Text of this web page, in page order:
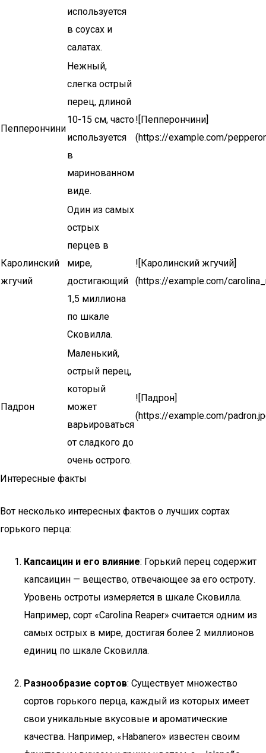
используется
в соусах и
салатах.
Пепперончини
Нежный,
слегка острый
перец, длиной
10-15 см, часто
используется
в
маринованном
виде.
![Пепперончини]
(https://example.com/
Каролинский
жгучий
Один из самых
острых
перцев в
мире,
достигающий
1,5 миллиона
по шкале
Сковилла.
![Каролинский жгучий]
(https://example.com/
Падрон
Маленький,
острый перец,
который
может
варьироваться
от сладкого до
очень острого.
![Падрон]
(https://example.com/
Интересные факты
Вот несколько интересных фактов о лучших сортах
горького перца:
Капсаицин и его влияние: Горький перец содержит
капсаицин — вещество, отвечающее за его остроту.
Уровень остроты измеряется в шкале Сковилла.
Например, сорт «Carolina Reaper» считается одним из
самых острых в мире, достигая более 2 миллионов
единиц по шкале Сковилла.
Разнообразие сортов: Существует множество
сортов горького перца, каждый из которых имеет
свои уникальные вкусовые и ароматические
качества. Например, «Habanero» известен своим